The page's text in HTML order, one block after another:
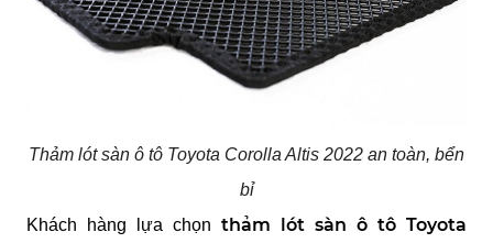
Thảm lót sàn ô tô Toyota Corolla Altis 2022 an toàn, bển
bỉ
Khách hàng lựa chọn thảm lót sàn ô tô Toyota